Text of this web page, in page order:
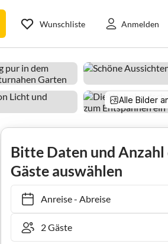
Wunschliste Anmelden
Alle Bilder
Holiday house Bollensen
Bitte Daten und Anzahl
Gäste auswählen
Anreise- Abreise